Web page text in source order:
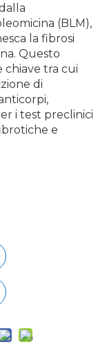
(BLM),
la fibrosi
Questo
chiave tra cui
di
i test preclinici
e